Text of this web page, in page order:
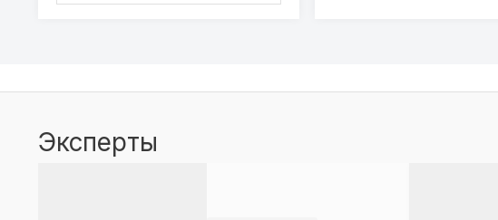
Эксперты